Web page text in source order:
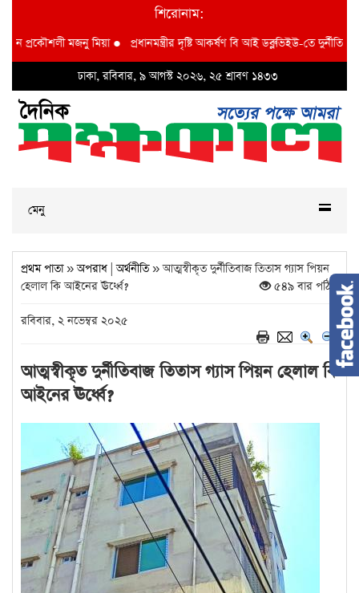
শিরোনাম:
মজনু মিয়া●প্রধানমন্ত্রীর দৃষ্টি আকর্ষণ বি আই ডব্লুভিইউ-তে দুর্নীতির বাদশ অতিরিক্ত
ঢাকা, রবিবার, ৯ আগস্ট ২০২৬, ২৫ শ্রাবণ ১৪৩৩
মেনু
প্রথম পাতা»অপরাধ |অর্থনীতি» আত্মস্বীকৃত দুর্নীতিবাজ তিতাস গ্যাস পিয়ন
হেলাল কি আইনের ঊর্ধ্বে?
৫৪৯ বার পঠিত
রবিবার, ২ নভেম্বর ২০২৫
আত্মস্বীকৃত দুর্নীতিবাজ তিতাস গ্যাস পিয়ন হেলাল কি
আইনের ঊর্ধ্বে?